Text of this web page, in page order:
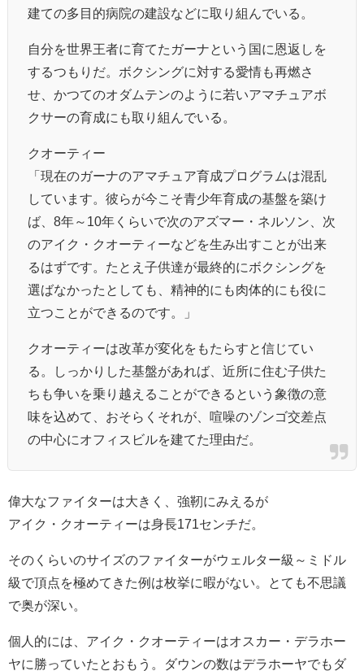
建ての多目的病院の建設などに取り組んでいる。
自分を世界王者に育てたガーナという国に恩返しを
するつもりだ。ボクシングに対する愛情も再燃さ
せ、かつてのオダムテンのように若いアマチュアボ
クサーの育成にも取り組んでいる。
クオーティー
「現在のガーナのアマチュア育成プログラムは混乱
しています。彼らが今こそ青少年育成の基盤を築け
ば、8年～10年くらいで次のアズマー・ネルソン、次
のアイク・クオーティーなどを生み出すことが出来
るはずです。たとえ子供達が最終的にボクシングを
選ばなかったとしても、精神的にも肉体的にも役に
立つことができるのです。」
クオーティーは改革が変化をもたらすと信じてい
る。しっかりした基盤があれば、近所に住む子供た
ちも争いを乗り越えることができるという象徴の意
味を込めて、おそらくそれが、喧噪のゾンゴ交差点
の中心にオフィスビルを建てた理由だ。
偉大なファイターは大きく、強靭にみえるが
アイク・クオーティーは身長171センチだ。
そのくらいのサイズのファイターがウェルター級～ミドル
級で頂点を極めてきた例は枚挙に暇がない。とても不思議
で奥が深い。
個人的には、アイク・クオーティーはオスカー・デラホー
ヤに勝っていたとおもう。ダウンの数はデラホーヤでもダ